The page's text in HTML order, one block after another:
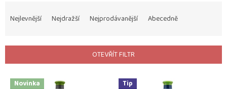
n
í
Nejlevnější Nejdražší Nejprodávanější Abecedně
OTEVŘÍT FILTR
V Novinka Tip